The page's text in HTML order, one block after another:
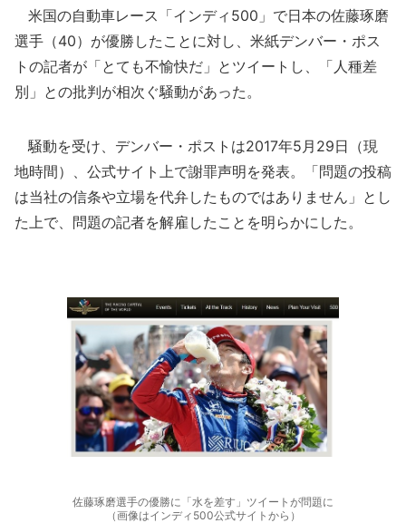
米国の自動車レース「インディ500」で日本の佐藤琢磨
選手（40）が優勝したことに対し、米紙デンバー・ポス
トの記者が「とても不愉快だ」とツイートし、「人種差
別」との批判が相次ぐ騒動があった。
騒動を受け、デンバー・ポストは2017年5月29日（現
地時間）、公式サイト上で謝罪声明を発表。「問題の投稿
は当社の信条や立場を代弁したものではありません」とし
た上で、問題の記者を解雇したことを明らかにした。
佐藤琢磨選手の優勝に「水を差す」ツイートが問題に
（画像はインディ500公式サイトから）